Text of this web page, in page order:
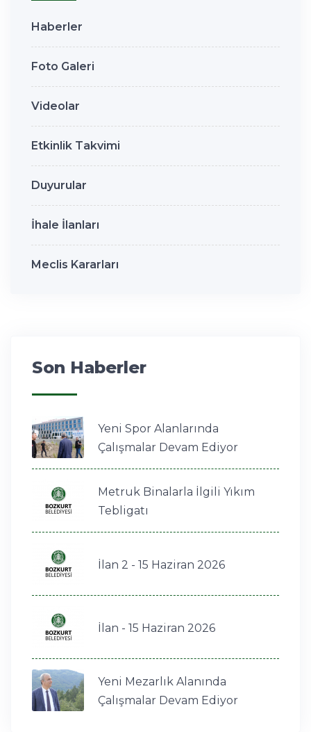
Haberler
Foto Galeri
Videolar
Etkinlik Takvimi
Duyurular
İhale İlanları
Meclis Kararları
Son Haberler
Yeni Spor Alanlarında
Çalışmalar Devam Ediyor
Metruk Binalarla İlgili Yıkım
Tebligatı
İlan 2 - 15 Haziran 2026
İlan - 15 Haziran 2026
Yeni Mezarlık Alanında
Çalışmalar Devam Ediyor